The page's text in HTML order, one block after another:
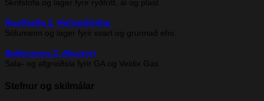
Skrifstofa og lager fyrir ryðfrítt, ál og plast.
Rauðhella 2, Hafnarfjörður
Sölumenn og lager fyrir svart og grunnað efni.
Baldursnes 2, Akureyri
Sala- og afgreiðsla fyrir GA og Veldix Gas
Stefnur og skilmálar